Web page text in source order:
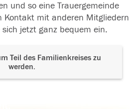
und so eine Trauergemeinde
Kontakt mit anderen Mitgliedern
jetzt ganz bequem ein.
Teil des Familienkreises zu
werden.